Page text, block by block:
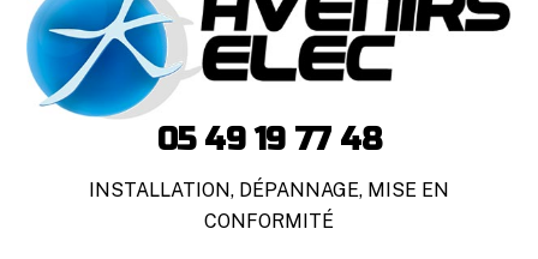
05 49 19 77 48
INSTALLATION, DÉPANNAGE, MISE EN
CONFORMITÉ